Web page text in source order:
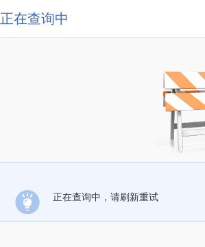
正在查询中
正在查询中，请刷新重试